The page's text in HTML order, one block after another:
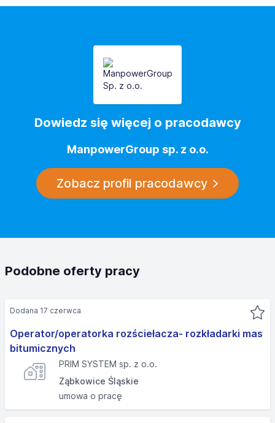
Dowiedz się więcej o pracodawcy
ManpowerGroup sp. z o.o.
Zobacz profil pracodawcy
Podobne oferty pracy
Operator/operatorka rozściełacza- rozkładarki mas
bitumicznych
PRIM SYSTEM sp. z o.o.
Ząbkowice Śląskie
umowa o pracę
Dodana 17 czerwca